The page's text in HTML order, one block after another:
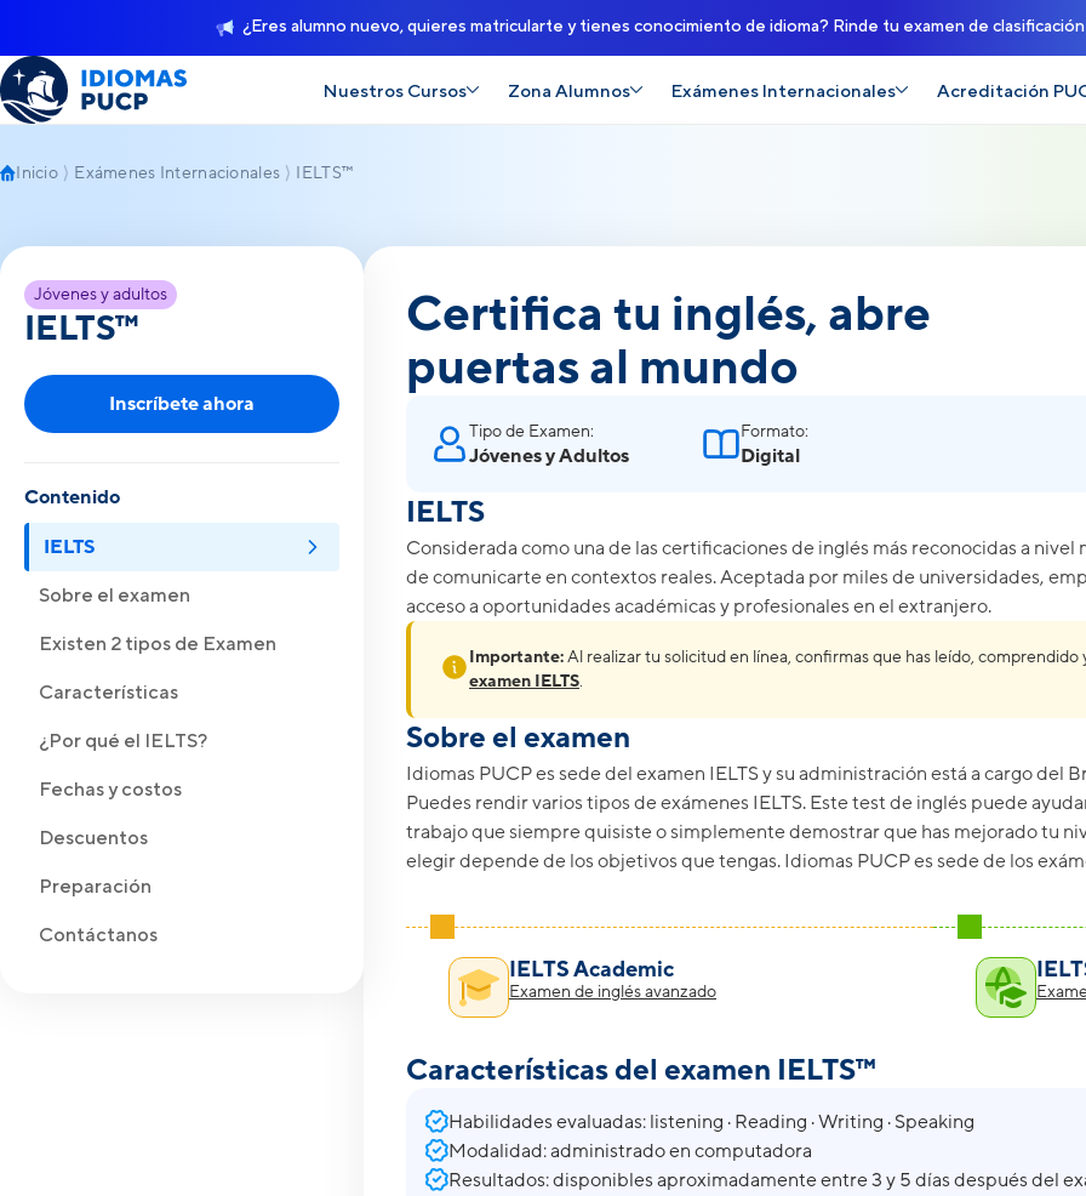
¿Eres alumno nuevo, quieres matricularte y tienes conocimiento de idioma? Rinde tu examen de
Nuestros Cursos Zona Alumnos Exámenes Internacionales Acreditación
Inicio Exámenes Internacionales IELTS™
IELTS™
Jóvenes y adultos
IELTS™
Inscríbete ahora
Contenido
IELTS
Sobre el examen
Existen 2 tipos de Examen
Características
¿Por qué el IELTS?
Fechas y costos
Descuentos
Preparación
Contáctanos
Certifica tu inglés, abre
puertas al mundo
Tipo de Examen:
Jóvenes y Adultos
Formato:
Digital
IELTS
Considerada como una de las certificaciones de inglés más reconocidas a
de comunicarte en contextos reales. Aceptada por miles de universidades,
acceso a oportunidades académicas y profesionales en el extranjero.
Importante:Al realizar tu solicitud en línea, confirmas que has leído,
examen IELTS.
Sobre el examen
Idiomas PUCP es sede del examen IELTS y su administración está a cargo del
Puedes rendir varios tipos de exámenes IELTS. Este test de inglés puede
trabajo que siempre quisiste o simplemente demostrar que has mejorado tu
elegir depende de los objetivos que tengas. Idiomas PUCP es sede de los
IELTS Academic
Examen de inglés avanzado
Características del examen IELTS™
Habilidades evaluadas: listening · Reading · Writing · Speaking
Modalidad: administrado en computadora
Resultados: disponibles aproximadamente entre 3 y 5 días después del